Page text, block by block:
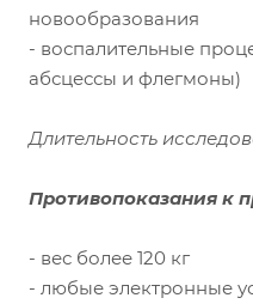
новообразования
- воспалительные
абсцессы и флегмоны)
Длительность
Противопоказания к
- вес более 120 кг
- любые электронные